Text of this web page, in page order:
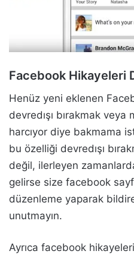
Facebook Hikayeleri
Henüz yeni eklenen
devredışı bırakmak
harcıyor diye bakmama
bu özelliği devredışı
değil, ilerleyen
gelirse size facebook
düzenleme yaparak
unutmayın.
Ayrıca facebook